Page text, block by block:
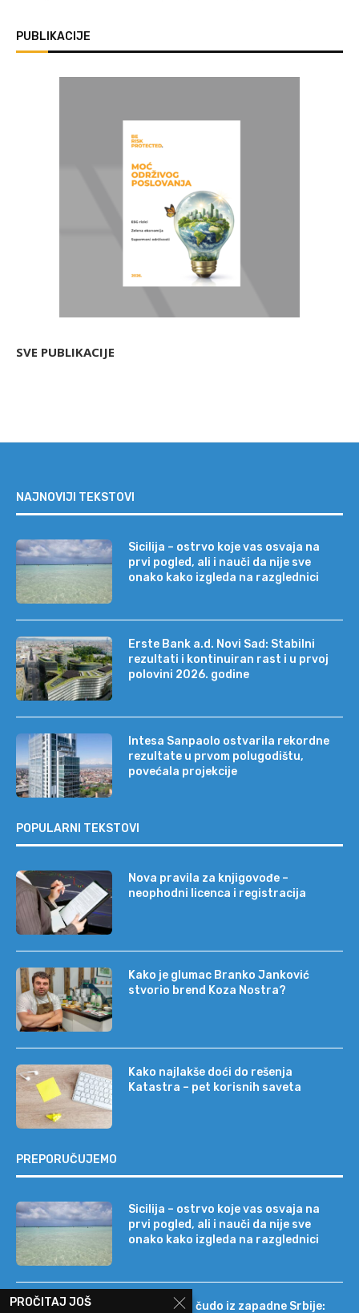
PUBLIKACIJE
SVE PUBLIKACIJE
NAJNOVIJI TEKSTOVI
Sicilija – ostrvo koje vas osvaja na
prvi pogled, ali i nauči da nije sve
onako kako izgleda na razglednici
Erste Bank a.d. Novi Sad: Stabilni
rezultati i kontinuiran rast i u prvoj
polovini 2026. godine
Intesa Sanpaolo ostvarila rekordne
rezultate u prvom polugodištu,
povećala projekcije
POPULARNI TEKSTOVI
Nova pravila za knjigovođe –
neophodni licenca i registracija
Kako je glumac Branko Janković
stvorio brend Koza Nostra?
Kako najlakše doći do rešenja
Katastra – pet korisnih saveta
PREPORUČUJEMO
Sicilija – ostrvo koje vas osvaja na
prvi pogled, ali i nauči da nije sve
onako kako izgleda na razglednici
Tehnološko čudo iz zapadne Srbije:
PROČITAJ JOŠ